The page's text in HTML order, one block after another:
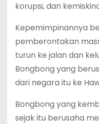
korupsi, dan
Kepemimpinannya
pemberontakan
turun ke jalan dan
Bongbong yang
dari negara itu ke
Bongbong yang
sejak itu berusaha